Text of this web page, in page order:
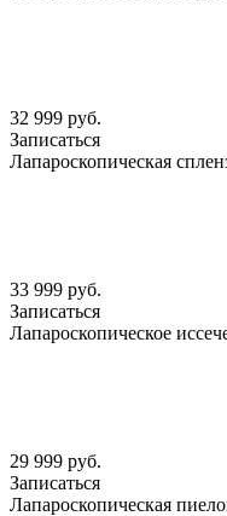
32 999 руб.
Записаться
Лапароскопическая
33 999 руб.
Записаться
Лапароскопическое
29 999 руб.
Записаться
Лапароскопическая